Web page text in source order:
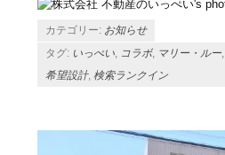
カテゴリー: お知らせ
タグ: いっぺい, コラボ, マリー・ルー,
希望設計,検索ランクイン